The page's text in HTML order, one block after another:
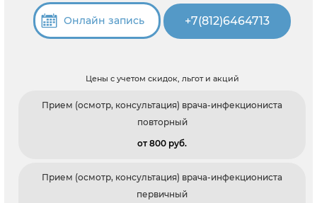
Онлайн запись +7(812)6464713
Цены с учетом скидок, льгот и акций
Прием (осмотр, консультация) врача-инфекциониста
повторный
от 800 pуб.
Прием (осмотр, консультация) врача-инфекциониста
первичный